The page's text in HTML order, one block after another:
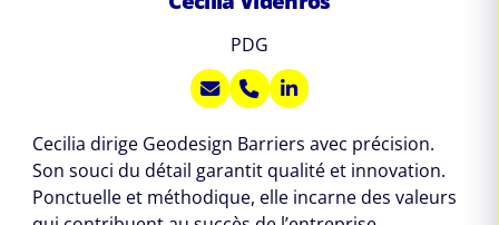
PDG
Cecilia dirige Geodesign Barriers avec précision.
Son souci du détail garantit qualité et innovation.
Ponctuelle et méthodique, elle incarne des valeurs